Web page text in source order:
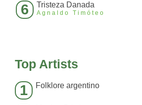
6 Tristeza Danada
Agnaldo Timóteo
Top Artists
1 Folklore argentino